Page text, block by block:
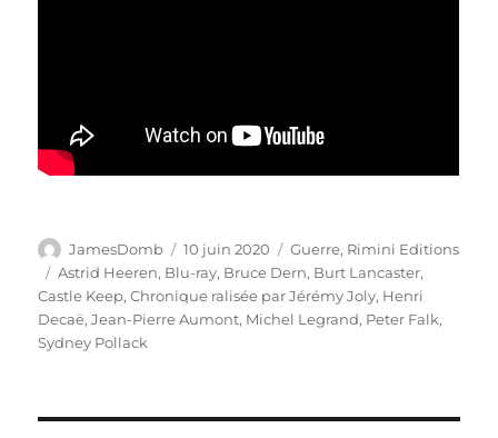
Auteur
JamesDomb
Publié
le
10 juin 2020 Catégories
Guerre, Rimini Editions
Étiquettes
Astrid Heeren, Blu-ray, Bruce Dern, Burt Lancaster,
Castle Keep,Chronique ralisée par Jérémy Joly, Henri
Decaë,Jean-Pierre Aumont, Michel Legrand, Peter Falk,
Sydney Pollack